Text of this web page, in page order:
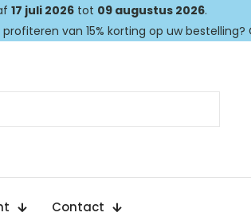
17 juli 2026tot 09 augustus 2026.
van 15% korting op uw
Contact